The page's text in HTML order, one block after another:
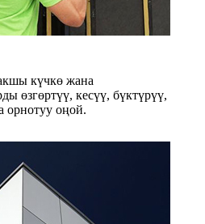
күчкө жана
өзгөртүү, кесүү, бүктүрүү,
орнотуу оңой.